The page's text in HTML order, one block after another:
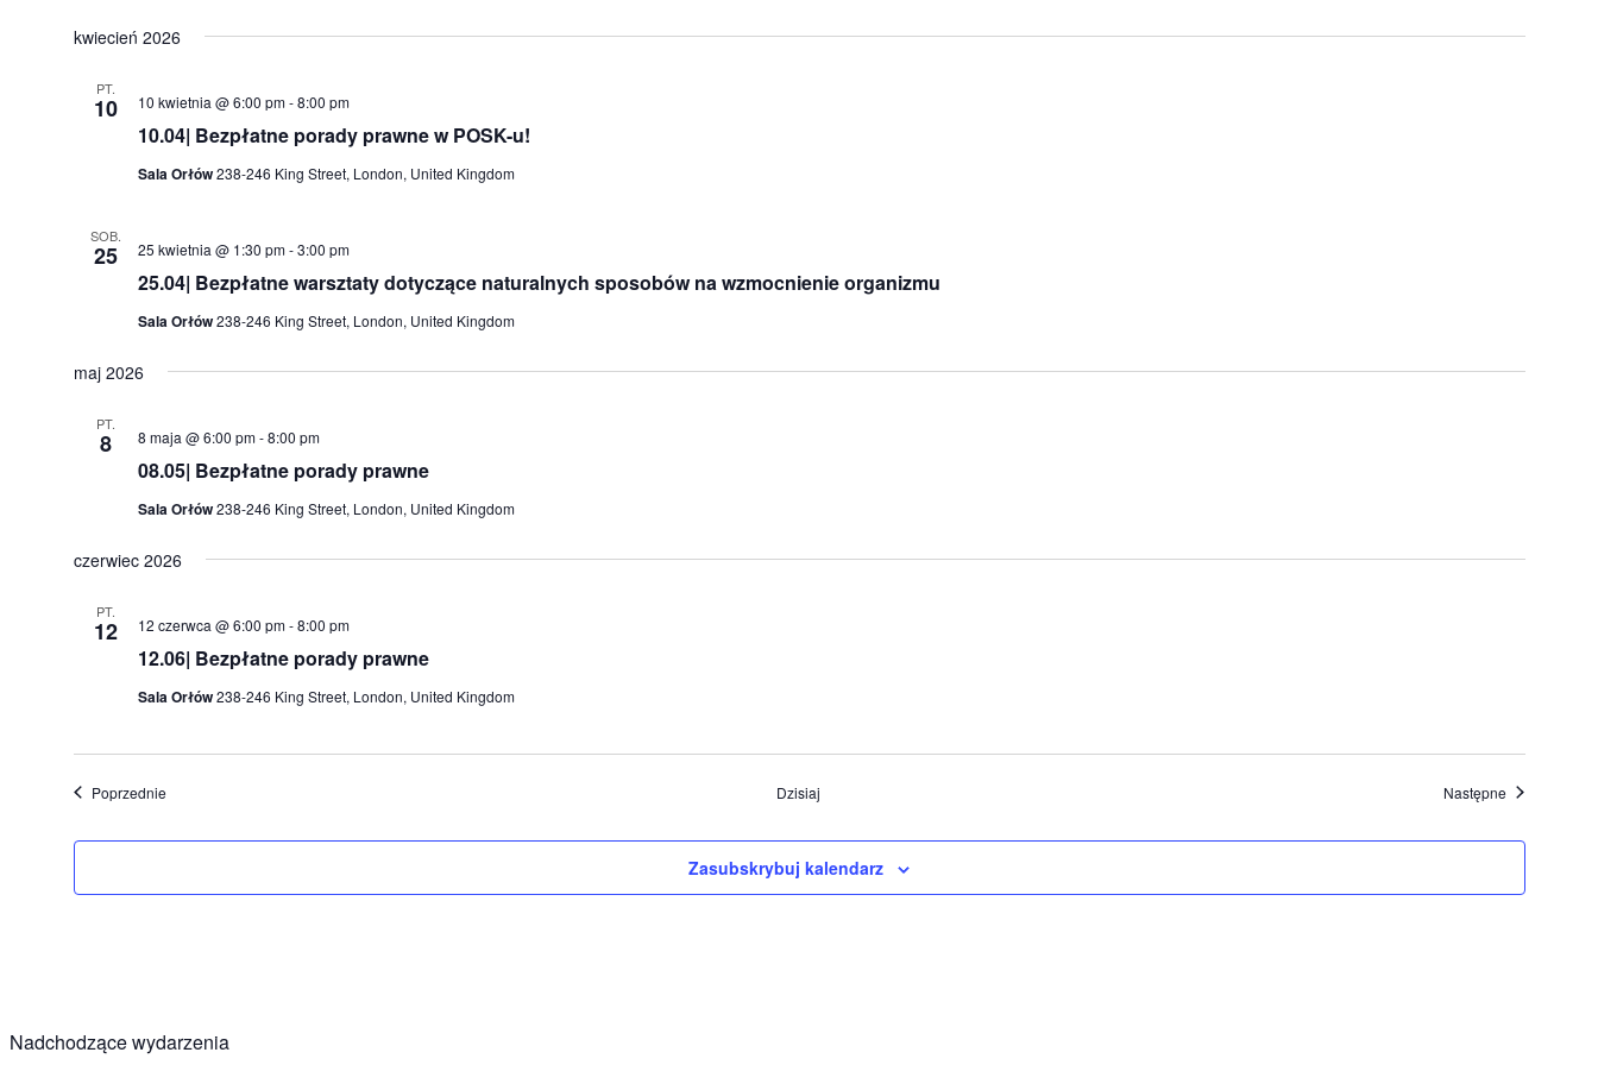
kwiecień 2026
PT.
10
10.04| Bezpłatne porady prawne w POSK-u!
10 kwietnia @ 6:00 pm-8:00 pm
Sala Orłów238-246 King Street, London, United Kingdom
SOB.
25
25.04| Bezpłatne warsztaty dotyczące naturalnych sposobów na wzmocnienie organizmu
25 kwietnia @ 1:30 pm-3:00 pm
Sala Orłów238-246 King Street, London, United Kingdom
maj 2026
PT.
8
08.05| Bezpłatne porady prawne
8 maja @ 6:00 pm-8:00 pm
Sala Orłów238-246 King Street, London, United Kingdom
czerwiec 2026
PT.
12
12.06| Bezpłatne porady prawne
12 czerwca @ 6:00 pm-8:00 pm
Sala Orłów238-246 King Street, London, United Kingdom
PoprzednieWydarzenia Dzisiaj Następne Wydarzenia
Zasubskrybuj kalendarz
Nadchodzące wydarzenia